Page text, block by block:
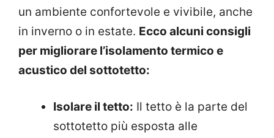
un ambiente confortevole e vivibile, anche
in inverno o in estate. Ecco alcuni consigli
per migliorare l’isolamento termico e
acustico del sottotetto:
Isolare il tetto: Il tetto è la parte del
sottotetto più esposta alle